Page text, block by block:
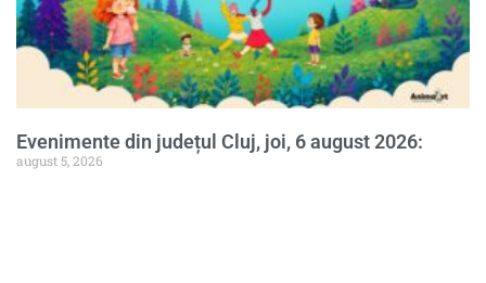
Evenimente din județul Cluj, joi, 6 august 2026:
august 5, 2026